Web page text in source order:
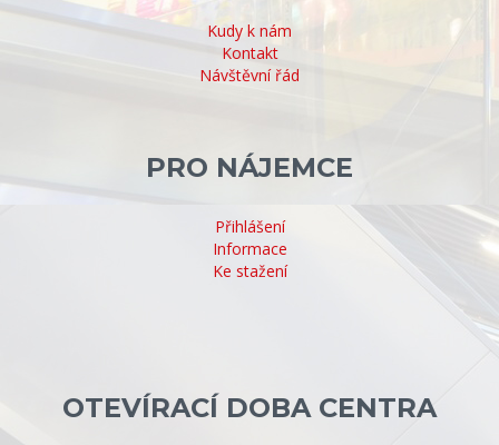
Kudy k nám
Kontakt
Návštěvní řád
PRO NÁJEMCE
Přihlášení
Informace
Ke stažení
OTEVÍRACÍ DOBA CENTRA